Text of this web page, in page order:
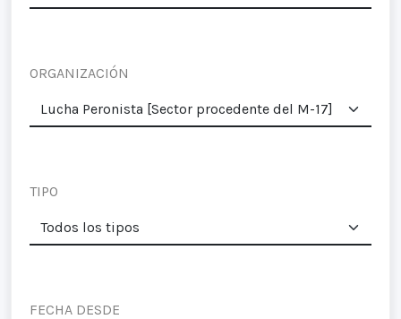
ORGANIZACIÓN
TIPO
FECHA DESDE